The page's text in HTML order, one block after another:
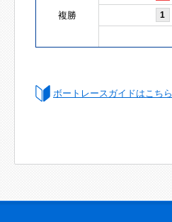
複勝 1
ボートレースガイドはこちら